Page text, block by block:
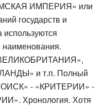
ИМПЕРИЯ» или
государств и
и т.п. Полный
- «КРИТЕРИИ» -
Хронология. Хотя